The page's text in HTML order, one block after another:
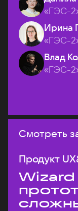
«ГЭС-
Ирина
«ГЭС-
Влад
«ГЭС-
Смотреть
Продукт
Wizard